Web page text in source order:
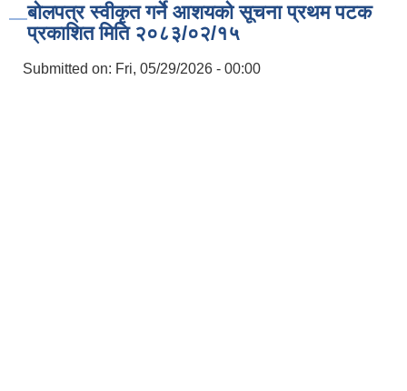
बोलपत्र स्वीकृत गर्ने आशयको सूचना प्रथम पटक
प्रकाशित मिति २०८३/०२/१५
Submitted on: Fri, 05/29/2026 - 00:00